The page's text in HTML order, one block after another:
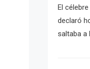
El
declaró
saltaba a